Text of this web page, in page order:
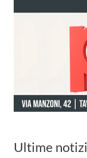
Ultime